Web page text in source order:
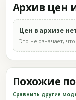
Архив цен
Цен в архиве
Это не означает,
Похожие
Сравнить другие